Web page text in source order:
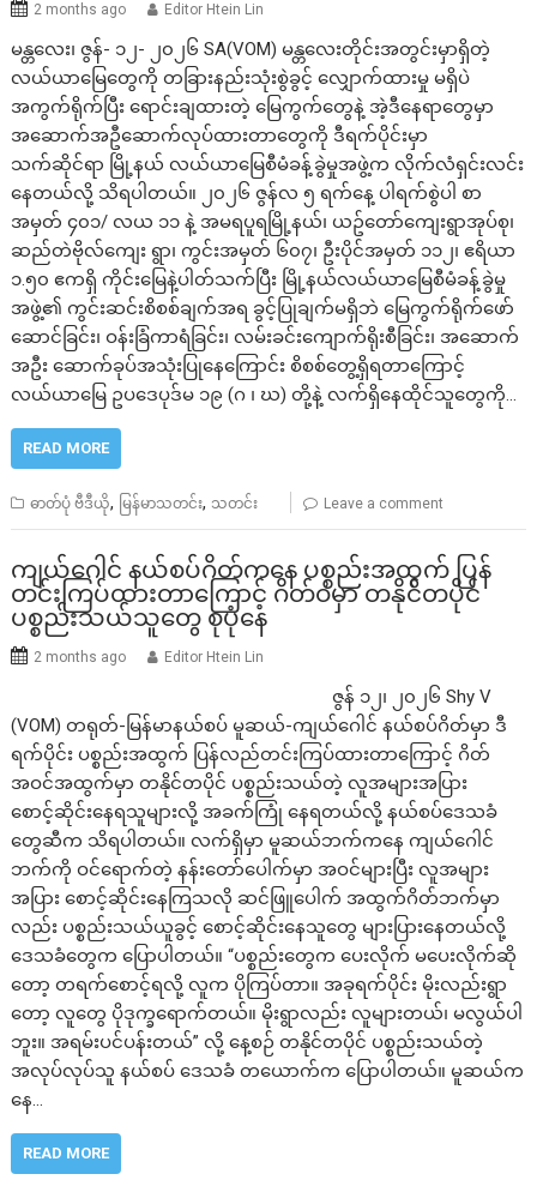
2 months ago Editor Htein Lin
မန္တလေး၊ ဇွန်- ၁၂- ၂၀၂၆ SA(VOM) မန္တလေးတိုင်းအတွင်းမှာရှိတဲ့
လယ်ယာမြေတွေကို တခြားနည်းသုံးစွဲခွင့် လျှောက်ထားမှု မရှိပဲ
အကွက်ရိုက်ပြီး ရောင်းချထားတဲ့ မြေကွက်တွေနဲ့ အဲ့ဒီနေရာတွေမှာ
အဆောက်အဦဆောက်လုပ်ထားတာတွေကို ဒီရက်ပိုင်းမှာ
သက်ဆိုင်ရာ မြို့နယ် လယ်ယာမြေစီမံခန့်ခွဲမှုအဖွဲ့က လိုက်လံရှင်းလင်း
နေတယ်လို့ သိရပါတယ်။ ၂၀၂၆ ဇွန်လ ၅ ရက်နေ့ ပါရက်စွဲပါ စာ
အမှတ် ၄၀၁/ လယ ၁၁ နဲ့ အမရပူရမြို့နယ်၊ ယဥ်တော်ကျေးရွာအုပ်စု၊
ဆည်တဲဗိုလ်ကျေး ရွာ၊ ကွင်းအမှတ် ၆၀၇၊ ဦးပိုင်အမှတ် ၁၁၂၊ ဧရိယာ
၁.၅၀ ဧကရှိ ကိုင်းမြေနဲ့ပါတ်သက်ပြီး မြို့နယ်လယ်ယာမြေစီမံခန့်ခွဲမှု
အဖွဲ့၏ ကွင်းဆင်းစိစစ်ချက်အရ ခွင့်ပြုချက်မရှိဘဲ မြေကွက်ရိုက်ဖော်
ဆောင်ခြင်း၊ ဝန်းခြံကာရံခြင်း၊ လမ်းခင်းကျောက်ရိုးစီခြင်း၊ အဆောက်
အဦး ဆောက်ခုပ်အသုံးပြုနေကြောင်း စိစစ်တွေ့ရှိရတာကြောင့်
လယ်ယာမြေ ဥပဒေပုဒ်မ ၁၉ (ဂ ၊ ဃ) တို့နဲ့ လက်ရှိနေထိုင်သူတွေကို…
READ MORE
ဓာတ်ပုံ ဗီဒီယို, မြန်မာသတင်း, သတင်း Leave a comment
ကျယ်ဂေါင် နယ်စပ်ဂိတ်က​နေ ပစ္စည်းအထွက် ပြန်
တင်းကြပ်ထားတာကြောင့် ဂိတ်ဝမှာ တနိုင်တပိုင်
ပစ္စည်းသယ်သူတွေ စုပုံ​​နေ
2 months ago Editor Htein Lin
ဇွန် ၁၂၊ ၂၀၂၆ Shy V
(VOM) တရုတ်-မြန်မာနယ်စပ် မူဆယ်-ကျယ်ဂေါင် နယ်စပ်ဂိတ်မှာ ဒီ
ရက်ပိုင်း ပစ္စည်းအထွက် ပြန်လည်တင်းကြပ်ထားတာကြောင့် ဂိတ်
အဝင်အထွက်မှာ တနိုင်တပိုင် ပစ္စည်းသယ်တဲ့ လူအများအပြား
စောင့်ဆိုင်းနေရသူများလို့ အခက်ကြုံ နေရတယ်လို့ နယ်စပ်ဒေသခံ
တွေဆီက သိရပါတယ်။ လက်ရှိမှာ မူဆယ်ဘက်ကနေ ကျယ်ဂေါင်
ဘက်ကို ဝင်ရောက်တဲ့ နန်းတော်ပေါက်မှာ အဝင်များပြီး လူအများ
အပြား စောင့်ဆိုင်းနေကြသလို ဆင်ဖြူပေါက် အထွက်ဂိတ်ဘက်မှာ
လည်း ပစ္စည်းသယ်ယူခွင့် စောင့်ဆိုင်းနေသူတွေ များပြားနေတယ်လို့
ဒေသခံတွေက ပြောပါတယ်။ “ပစ္စည်းတွေက ပေးလိုက် မပေးလိုက်ဆို
တော့ တရက်စောင့်ရလို့ လူက ပိုကြပ်တာ။ အခုရက်ပိုင်း မိုးလည်းရွာ
တော့ လူတွေ ပိုဒုက္ခရောက်တယ်။ မိုးရွာလည်း လူများတယ်၊ မလွယ်ပါ
ဘူး။ အရမ်းပင်ပန်းတယ်” လို့ နေ့စဉ် တနိုင်တပိုင် ပစ္စည်းသယ်တဲ့
အလုပ်လုပ်သူ နယ်စပ် ဒေသခံ တယောက်က ပြောပါတယ်။ မူဆယ်က
နေ…
READ MORE